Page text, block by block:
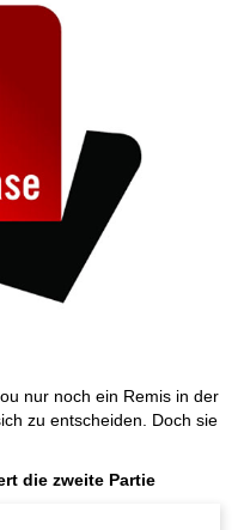
nur noch ein Remis in der
zu entscheiden. Doch sie
die zweite Partie